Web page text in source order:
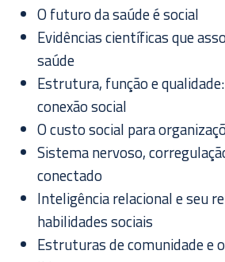
O futuro da saúde é social
Evidências científicas que
saúde
Estrutura, função e
conexão social
O custo social para
Sistema nervoso,
conectado
Inteligência relacional e seu
habilidades sociais
Estruturas de comunidade e